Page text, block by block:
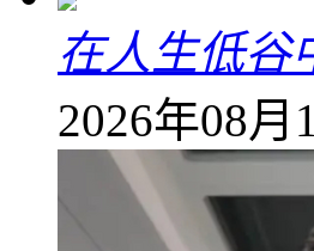
在人生低谷
2026年08月